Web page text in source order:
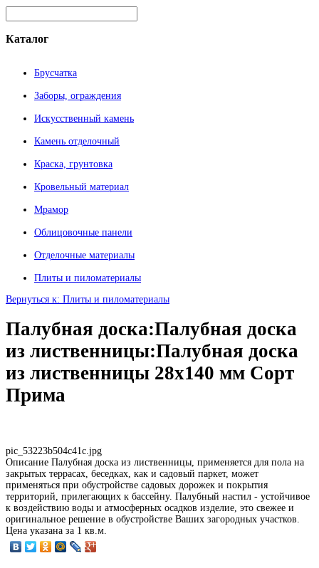
Каталог
Брусчатка
Заборы, ограждения
Искусственный камень
Камень отделочный
Краска, грунтовка
Кровельный материал
Мрамор
Облицовочные панели
Отделочные материалы
Плиты и пиломатериалы
Вернуться к: Плиты и пиломатериалы
Палубная доска:Палубная доска
из лиственницы:Палубная доска
из лиственницы 28х140 мм Сорт
Прима
pic_53223b504c41c.jpg
Описание Палубная доска из лиственницы, применяется для пола на
закрытых террасах, беседках, как и садовый паркет, может
применяться при обустройстве садовых дорожек и покрытия
территорий, прилегающих к бассейну. Палубный настил - устойчивое
к воздействию воды и атмосферных осадков изделие, это свежее и
оригинальное решение в обустройстве Ваших загородных участков.
Цена указана за 1 кв.м.